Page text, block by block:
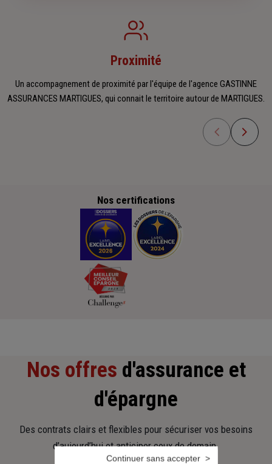
Proximité
Un accompagnement de proximité par l'équipe de l'agence GASTINNE
ASSURANCES MARTIGUES, qui connait le territoire autour de MARTIGUES.
Nos certifications
Nos offres d'assurance et
d'épargne
Des contrats clairs et flexibles pour sécuriser vos besoins
d’aujourd’hui et anticiper ceux de demain.
Continuer sans accepter